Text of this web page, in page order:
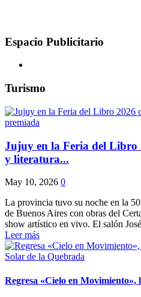
Espacio Publicitario
Turismo
Jujuy en la Feria del Libro
y literatura...
May 10, 2026 0
La provincia tuvo su noche en la
de Buenos Aires con obras del
show artístico en vivo. El salón
Leer más
Regresa «Cielo en Movimiento»,